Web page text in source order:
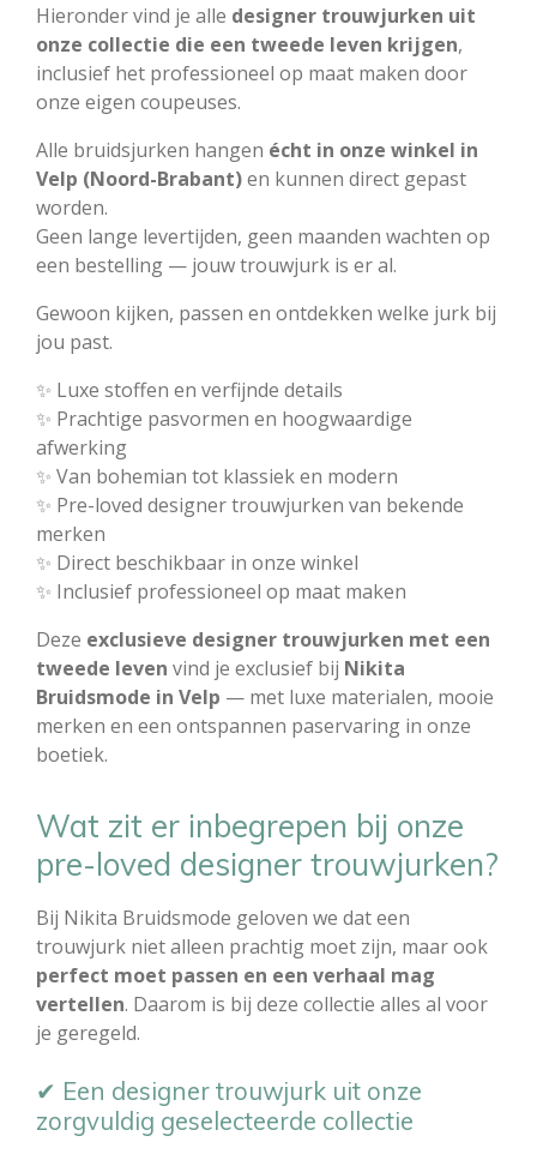
Hieronder vind je alle designer trouwjurken uit
onze collectie die een tweede leven krijgen,
inclusief het professioneel op maat maken door
onze eigen coupeuses.
Alle bruidsjurken hangen écht in onze winkel in
Velp (Noord-Brabant)en kunnen direct gepast
worden.
Geen lange levertijden, geen maanden wachten op
een bestelling — jouw trouwjurk is er al.
Gewoon kijken, passen en ontdekken welke jurk bij
jou past.
✨ Luxe stoffen en verfijnde details
✨ Prachtige pasvormen en hoogwaardige
afwerking
✨ Van bohemian tot klassiek en modern
✨ Pre-loved designer trouwjurken van bekende
merken
✨ Direct beschikbaar in onze winkel
✨ Inclusief professioneel op maat maken
Deze exclusieve designer trouwjurken met een
tweede leven vind je exclusief bij Nikita
Bruidsmode in Velp — met luxe materialen, mooie
merken en een ontspannen paservaring in onze
boetiek.
Wat zit er inbegrepen bij onze
pre-loved designer trouwjurken?
Bij Nikita Bruidsmode geloven we dat een
trouwjurk niet alleen prachtig moet zijn, maar ook
perfect moet passen en een verhaal mag
vertellen. Daarom is bij deze collectie alles al voor
je geregeld.
✔ Een designer trouwjurk uit onze
zorgvuldig geselecteerde collectie